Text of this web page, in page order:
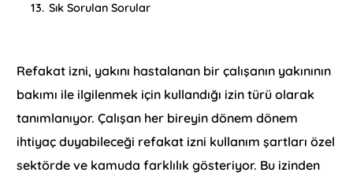
13. Sık Sorulan Sorular
Refakat izni, yakını hastalanan bir çalışanın yakınının
bakımı ile ilgilenmek için kullandığı izin türü olarak
tanımlanıyor. Çalışan her bireyin dönem dönem
ihtiyaç duyabileceği refakat izni kullanım şartları özel
sektörde ve kamuda farklılık gösteriyor. Bu izinden